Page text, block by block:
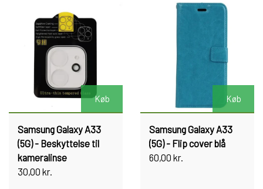
Køb
Samsung Galaxy A33
(5G) - Beskyttelse til
kameralinse
30,00 kr.
Køb
Samsung Galaxy A33
(5G) - Flip cover blå
60,00 kr.